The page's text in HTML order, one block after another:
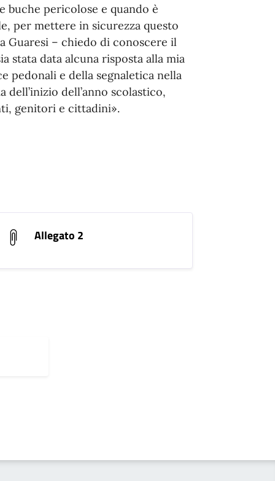
buche pericolose e quando è
per mettere in sicurezza questo
Guaresi – chiedo di conoscere il
stata data alcuna risposta alla mia
pedonali e della segnaletica nella
dell’inizio dell’anno scolastico,
genitori e cittadini».
Allegato 2